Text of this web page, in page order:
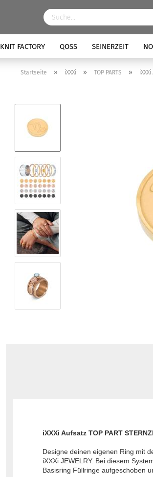
KNIT FACTORY QOSS SEINERZEIT
Startseite » iXXXi » TOP PARTS »
iXXXi Aufsatz TOP PART
Designe deinen eigenen Ring mit
iXXXi JEWELRY. Bei diesem
Basisring Füllringe aufgeschoben